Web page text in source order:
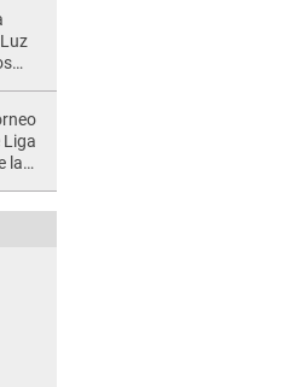
Liga
la